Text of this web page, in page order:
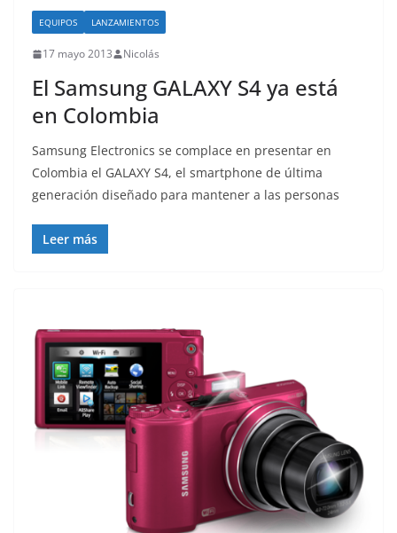
EQUIPOS LANZAMIENTOS
17 mayo 2013 Nicolás
El Samsung GALAXY S4 ya está
en Colombia
Samsung Electronics se complace en presentar en
Colombia el GALAXY S4, el smartphone de última
generación diseñado para mantener a las personas
Leer más